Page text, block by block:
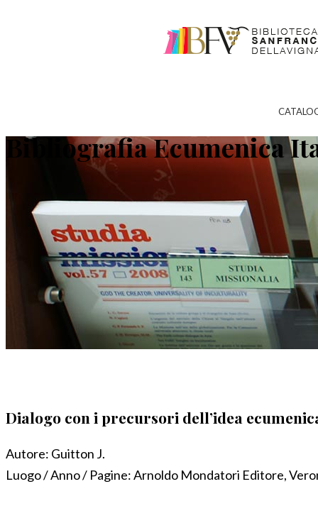
Bibliografia Ecumenica
Dialogo con i precursori dell’idea
Autore: Guitton J.
Luogo / Anno / Pagine:Arnoldo Mondatori Editore,